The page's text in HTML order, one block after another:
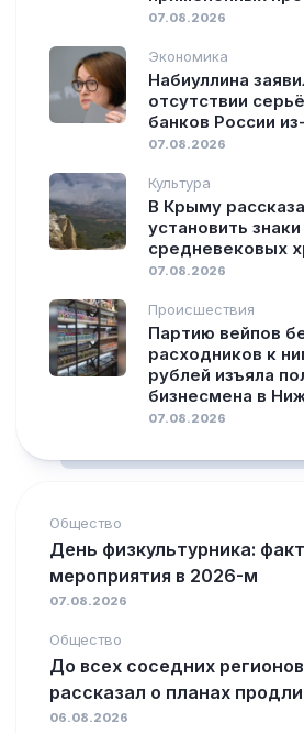
07.08.2026
Экономика
Набиуллина
отсутствии
банков России
07.08.2026
Культура
В Крыму
установить
средневековых
07.08.2026
Происшествия
Партию вейпов
расходников к
рублей изъяла
бизнесмена в
07.08.2026
Общество
День физкультурника:
мероприятия в 2026-м
07.08.2026
Общество
До всех соседних
рассказал о планах
06.08.2026